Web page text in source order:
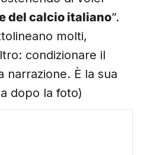
del calcio italiano”.
molti,
condizionare il
narrazione. È la sua
dopo la foto)